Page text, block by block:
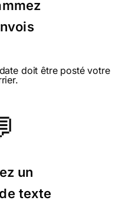
doit être posté votre
un
texte